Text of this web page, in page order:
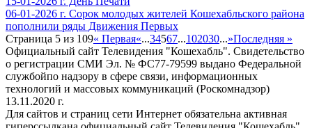
06-01-2026 г. Сорок молодых жителей Кошехабльского района
пополнили ряды Движения Первых
Страница 5 из 109« Первая«...34567...102030...»Последняя »
Официальный сайт Телевидения "Кошехабль". Свидетельство
о регистрации СМИ Эл. № ФС77-79599 выдано Федеральной
службойпо надзору в сфере связи, информационных
технологий и массовых коммуникаций (Роскомнадзор)
13.11.2020 г.
Для сайтов и страниц сети Интернет обязательна активная